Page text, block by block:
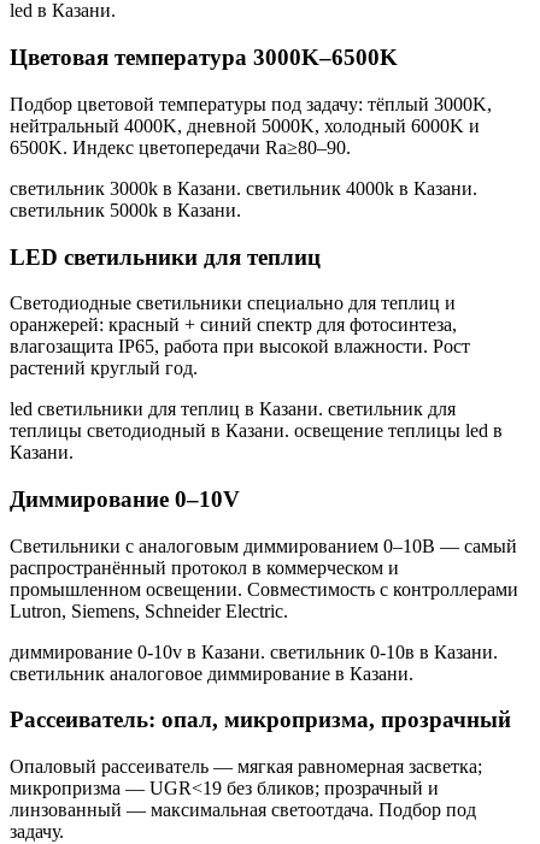
led в Казани.
Цветовая температура 3000K–6500K
Подбор цветовой температуры под задачу: тёплый 3000K,
нейтральный 4000K, дневной 5000K, холодный 6000K и
6500K. Индекс цветопередачи Ra≥80–90.
светильник 3000k в Казани. светильник 4000k в Казани.
светильник 5000k в Казани.
LED светильники для теплиц
Светодиодные светильники специально для теплиц и
оранжерей: красный + синий спектр для фотосинтеза,
влагозащита IP65, работа при высокой влажности. Рост
растений круглый год.
led светильники для теплиц в Казани. светильник для
теплицы светодиодный в Казани. освещение теплицы led в
Казани.
Диммирование 0–10V
Светильники с аналоговым диммированием 0–10В — самый
распространённый протокол в коммерческом и
промышленном освещении. Совместимость с контроллерами
Lutron, Siemens, Schneider Electric.
диммирование 0-10v в Казани. светильник 0-10в в Казани.
светильник аналоговое диммирование в Казани.
Рассеиватель: опал, микропризма, прозрачный
Опаловый рассеиватель — мягкая равномерная засветка;
микропризма — UGR<19 без бликов; прозрачный и
линзованный — максимальная светоотдача. Подбор под
задачу.